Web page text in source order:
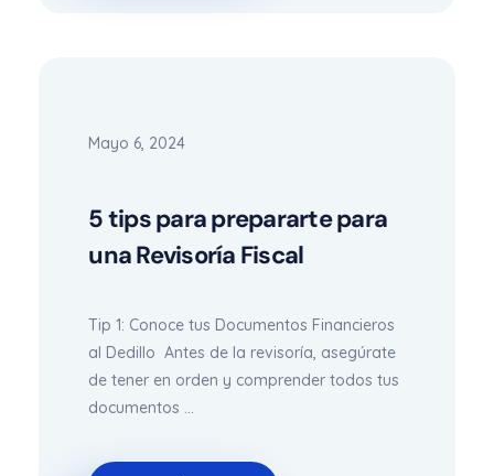
Mayo 6, 2024
5 tips para prepararte para
una Revisoría Fiscal
Tip 1: Conoce tus Documentos Financieros
al Dedillo Antes de la revisoría, asegúrate
de tener en orden y comprender todos tus
documentos ...